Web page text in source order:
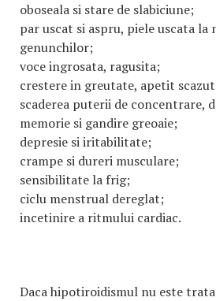
oboseala si stare de slabiciune;
par uscat si aspru, piele uscata la
genunchilor;
voce ingrosata, ragusita;
crestere in greutate, apetit
scaderea puterii de concentrare,
memorie si gandire greoaie;
depresie si iritabilitate;
crampe si dureri musculare;
sensibilitate la frig;
ciclu menstrual dereglat;
incetinire a ritmului cardiac.
Daca hipotiroidismul nu este